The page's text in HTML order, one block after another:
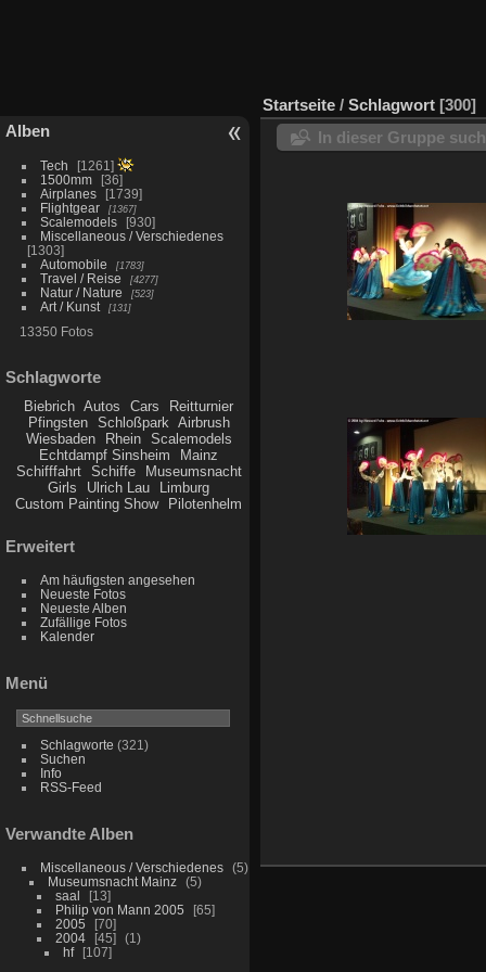
Alben
Tech
1261
1500mm
36
Airplanes
1739
Flightgear
1367
Scalemodels
930
Miscellaneous / Verschiedenes
1303
Automobile
1783
Travel / Reise 4277
Natur / Nature 523
Art / Kunst 131
13350 Fotos
Schlagworte
Biebrich Autos Cars
Reitturnier
Pfingsten
Schloßpark Airbrush
Wiesbaden
Rhein
Scalemodels
Echtdampf Sinsheim
Mainz
Schifffahrt
Schiffe
Museumsnacht
Girls
Ulrich Lau
Limburg
Custom Painting Show
Pilotenhelm
Erweitert
Am häufigsten angesehen
Neueste Fotos
Neueste Alben
Zufällige Fotos
Kalender
Menü
Schlagworte (321)
Suchen
Info
RSS-Feed
Verwandte Alben
Miscellaneous / Verschiedenes
5
Museumsnacht Mainz
5
saal
13
Philip von Mann 2005
65
2005
70
2004
45
1
hf
107
Startseite / Schlagwort 300
In dieser Gruppe